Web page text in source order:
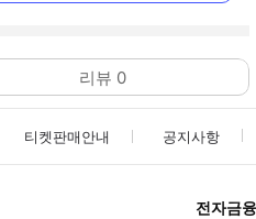
리뷰 0
티켓판매안내 공지사항
전자금